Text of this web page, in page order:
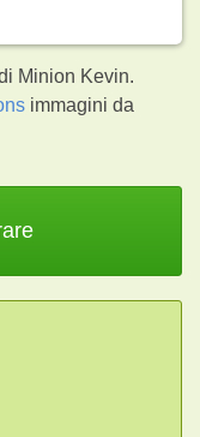
Minion Kevin.
immagini da